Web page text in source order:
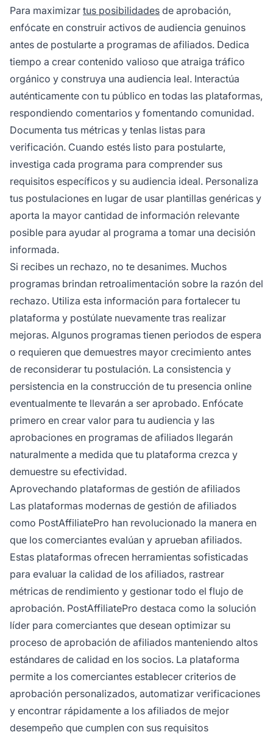
Para maximizar tus posibilidades de aprobación,
enfócate en construir activos de audiencia genuinos
antes de postularte a programas de afiliados. Dedica
tiempo a crear contenido valioso que atraiga tráfico
orgánico y construya una audiencia leal. Interactúa
auténticamente con tu público en todas las plataformas,
respondiendo comentarios y fomentando comunidad.
Documenta tus métricas y tenlas listas para
verificación. Cuando estés listo para postularte,
investiga cada programa para comprender sus
requisitos específicos y su audiencia ideal. Personaliza
tus postulaciones en lugar de usar plantillas genéricas y
aporta la mayor cantidad de información relevante
posible para ayudar al programa a tomar una decisión
informada.
Si recibes un rechazo, no te desanimes. Muchos
programas brindan retroalimentación sobre la razón del
rechazo. Utiliza esta información para fortalecer tu
plataforma y postúlate nuevamente tras realizar
mejoras. Algunos programas tienen periodos de espera
o requieren que demuestres mayor crecimiento antes
de reconsiderar tu postulación. La consistencia y
persistencia en la construcción de tu presencia online
eventualmente te llevarán a ser aprobado. Enfócate
primero en crear valor para tu audiencia y las
aprobaciones en programas de afiliados llegarán
naturalmente a medida que tu plataforma crezca y
demuestre su efectividad.
Aprovechando plataformas de gestión de afiliados
Las plataformas modernas de gestión de afiliados
como PostAffiliatePro han revolucionado la manera en
que los comerciantes evalúan y aprueban afiliados.
Estas plataformas ofrecen herramientas sofisticadas
para evaluar la calidad de los afiliados, rastrear
métricas de rendimiento y gestionar todo el flujo de
aprobación. PostAffiliatePro destaca como la solución
líder para comerciantes que desean optimizar su
proceso de aprobación de afiliados manteniendo altos
estándares de calidad en los socios. La plataforma
permite a los comerciantes establecer criterios de
aprobación personalizados, automatizar verificaciones
y encontrar rápidamente a los afiliados de mejor
desempeño que cumplen con sus requisitos